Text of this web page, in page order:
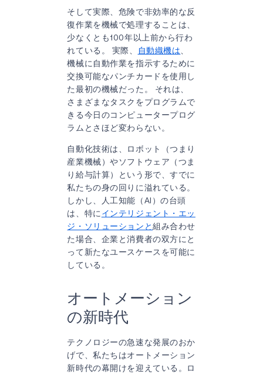
そして実際、危険で非効率的な反
復作業を機械で処理することは、
少なくとも100年以上前から行わ
れている。 実際、
自動織機は
機械に自動作業を指示するために
交換可能なパンチカードを使用し
た最初の機械だった。 それは、
さまざまなタスクをプログラムで
きる今日のコンピュータープログ
ラムとさほど変わらない。
自動化技術は、ロボット（つまり
産業機械）やソフトウェア（つま
り給与計算）という形で、すでに
私たちの身の回りに溢れている。
しかし、人工知能（AI）の台頭
は、特に インテリジェント・エッ
ジ・ソリューションと組み合わせ
た場合、企業と消費者の双方にと
って新たなユースケースを可能に
している。
オートメーション
の新時代
テクノロジーの急速な発展のおか
げで、私たちはオートメーション
新時代の幕開けを迎えている。ロ